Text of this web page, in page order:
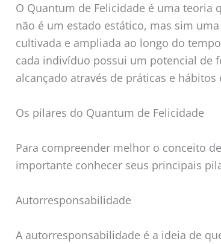
O Quantum de Felicidade é uma teoria
não é um estado estático, mas sim
cultivada e ampliada ao longo do
cada indivíduo possui um potencial de
alcançado através de práticas e hábitos
Os pilares do Quantum de Felicidade
Para compreender melhor o conceito
importante conhecer seus principais
Autorresponsabilidade
A autorresponsabilidade é a ideia de